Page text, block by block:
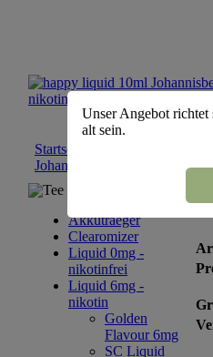
Startseite
Johannisbeere - nikotin 6mg
Tee Sortiment
Akkutraeger
Clearomizer
Liquid 0mg -
nikotinfrei
Liquid 6mg -
nikotin
Golden
Flavour 6mg
SC Liquid
Unser Angebot richtet
alt sein.